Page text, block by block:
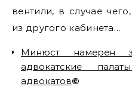
вентили, в случае
из другого кабинета…
Минюст намерен
адвокатские
адвокатов©